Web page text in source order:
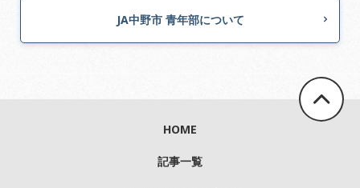
JA中野市 青年部について
HOME
記事一覧